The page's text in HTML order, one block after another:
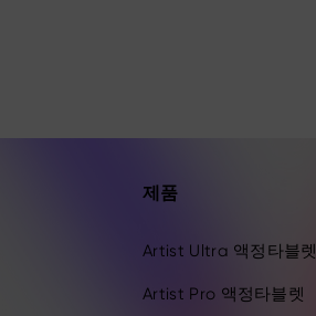
제품
Artist Ultra 액정타블렛
Artist Pro 액정타블렛